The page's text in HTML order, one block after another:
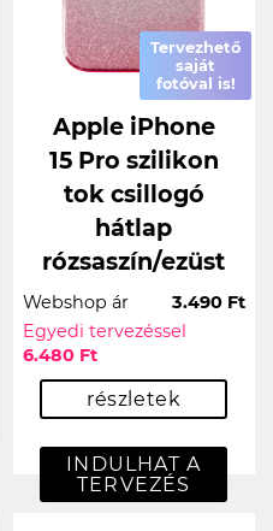
Tervezhető
saját
fotóval is!
Apple iPhone
15 Pro szilikon
tok csillogó
hátlap
rózsaszín/ezüst
Webshop ár
3.490 Ft
Egyedi tervezéssel
6.480 Ft
részletek
INDULHAT A
TERVEZÉS